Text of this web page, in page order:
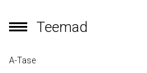
Teemad
A-Tase